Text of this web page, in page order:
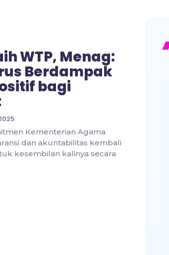
WTP, Menag:
Berdampak
bagi
Kementerian Agama
dan akuntabilitas kembali
kesembilan kalinya secara